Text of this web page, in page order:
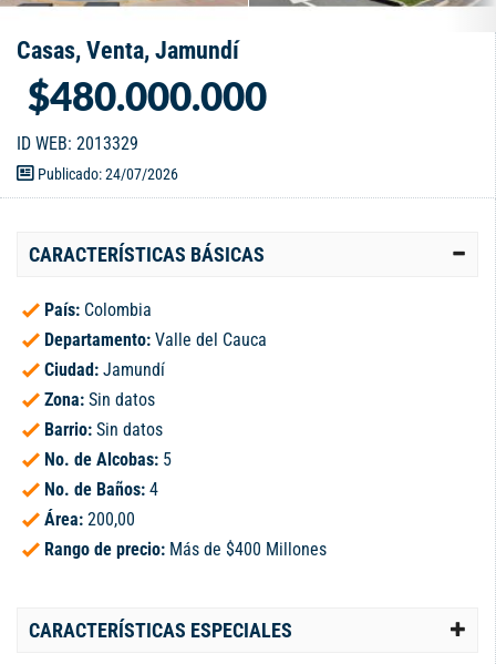
Casas, Venta, Jamundí
$480.000.000
ID WEB: 2013329
Publicado: 24/07/2026
CARACTERÍSTICAS BÁSICAS
País: Colombia
Departamento: Valle del Cauca
Ciudad: Jamundí
Zona: Sin datos
Barrio: Sin datos
No. de Alcobas: 5
No. de Baños: 4
Área: 200,00
Rango de precio: Más de $400 Millones
CARACTERÍSTICAS ESPECIALES